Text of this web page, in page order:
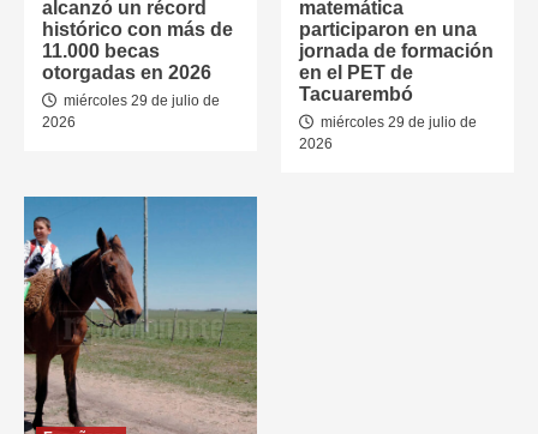
alcanzó un récord
histórico con más de
11.000 becas
otorgadas en 2026
miércoles 29 de julio de
2026
matemática
participaron en una
jornada de formación
en el PET de
Tacuarembó
miércoles 29 de julio de
2026